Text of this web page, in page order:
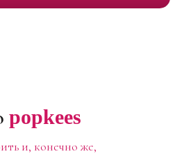
popkees
и, конечно же,